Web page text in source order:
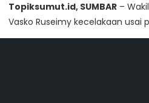
Topiksumut.id, SUMBAR –
Vasko Ruseimy kecelakaan usai